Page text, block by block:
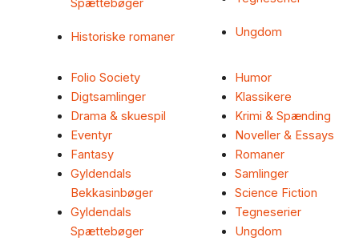
Historiske romaner Ungdom
Folio Society
Digtsamlinger
Drama & skuespil
Eventyr
Fantasy
Gyldendals
Bekkasinbøger
Gyldendals
Spættebøger
Humor
Klassikere
Krimi & Spænding
Noveller & Essays
Romaner
Samlinger
Science Fiction
Tegneserier
Ungdom